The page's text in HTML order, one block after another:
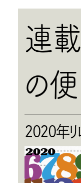
連載
の便
2020年リ